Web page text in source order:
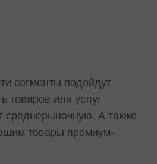
сегменты подойдут
товаров или услуг
среднерыночную. А также
товары премиум-